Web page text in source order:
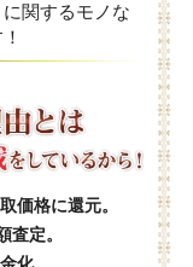
関するモノな
価格に還元。
査定。